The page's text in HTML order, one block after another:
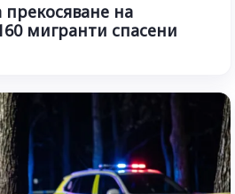
на
мигранти спасени